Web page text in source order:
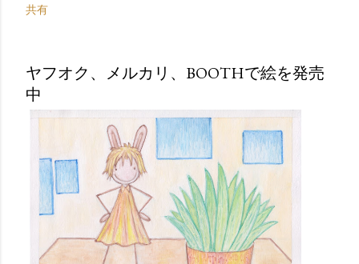
共有
ヤフオク、メルカリ、BOOTHで絵を発売
中